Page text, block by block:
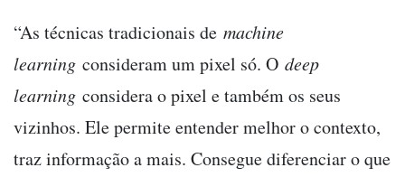
“As técnicas tradicionais de machine
learning consideram um pixel só. O deep
learning considera o pixel e também os seus
vizinhos. Ele permite entender melhor o contexto,
traz informação a mais. Consegue diferenciar o que